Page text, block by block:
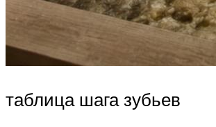
таблица шага зубьев